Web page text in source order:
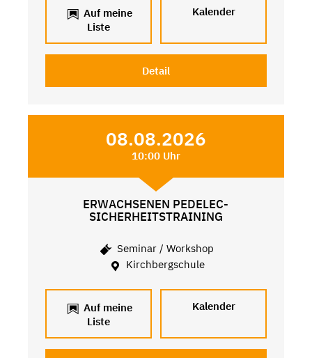
Auf meine
Liste
Kalender
Detail
08.08.2026
10:00 Uhr
ERWACHSENEN PEDELEC-
SICHERHEITSTRAINING
Seminar / Workshop
Kirchbergschule
Auf meine
Liste
Kalender